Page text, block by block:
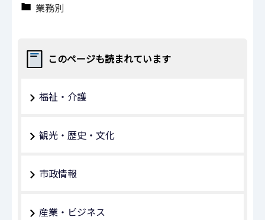
業務別
このページも読まれています
福祉・介護
観光・歴史・文化
市政情報
産業・ビジネス